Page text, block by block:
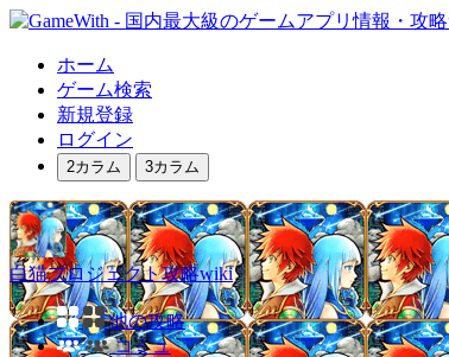
ホーム
ゲーム検索
新規登録
ログイン
2カラム 3カラム
白猫プロジェクト攻略wiki
他の攻略
コミュ